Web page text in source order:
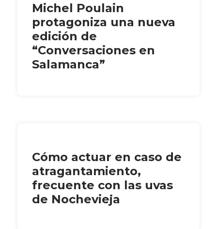
Michel Poulain
protagoniza una nueva
edición de
“Conversaciones en
Salamanca”
Cómo actuar en caso de
atragantamiento,
frecuente con las uvas
de Nochevieja